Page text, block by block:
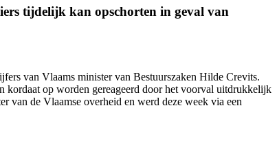
tijdelijk kan opschorten in geval van
van Vlaams minister van Bestuurszaken Hilde Crevits.
kordaat op worden gereageerd door het voorval uitdrukkelijk
van de Vlaamse overheid en werd deze week via een